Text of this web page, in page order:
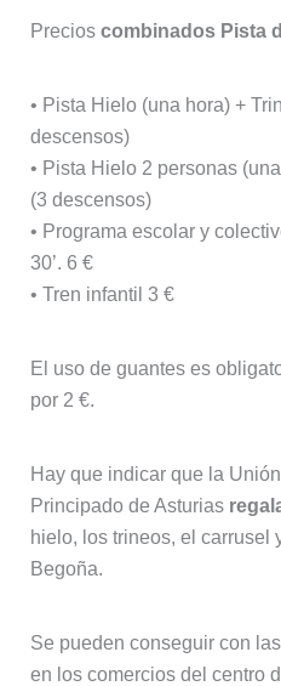
Precios combinados Pista
• Pista Hielo (una hora) +
descensos)
• Pista Hielo 2 personas
(3 descensos)
• Programa escolar y
30’. 6 €
• Tren infantil 3 €
El uso de guantes es
por 2 €.
Hay que indicar que la
Principado de Asturias
hielo, los trineos, el carrusel
Begoña.
Se pueden conseguir con
en los comercios del centro